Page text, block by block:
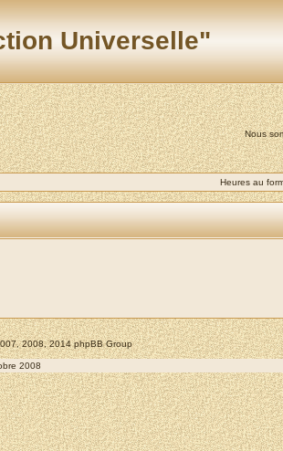
Universelle"
Nous
Heures au
2008, 2014 phpBB Group
2008